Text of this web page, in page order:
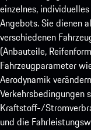
einzelnes,
Angebots. Sie dienen
verschiedenen
(Anbauteile,
Fahrzeugparameter
Aerodynamik
Verkehrsbedingungen
Kraftstoff-/
und die